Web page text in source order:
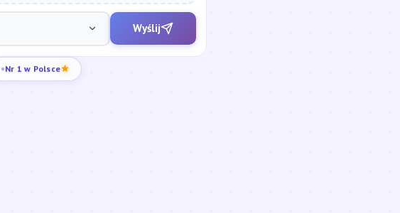
Wyślij
Nr 1 w Polsce